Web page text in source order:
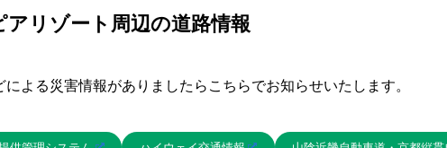
リゾート周辺の道路情報
よる災害情報がありましたらこちらでお知らせいたします。